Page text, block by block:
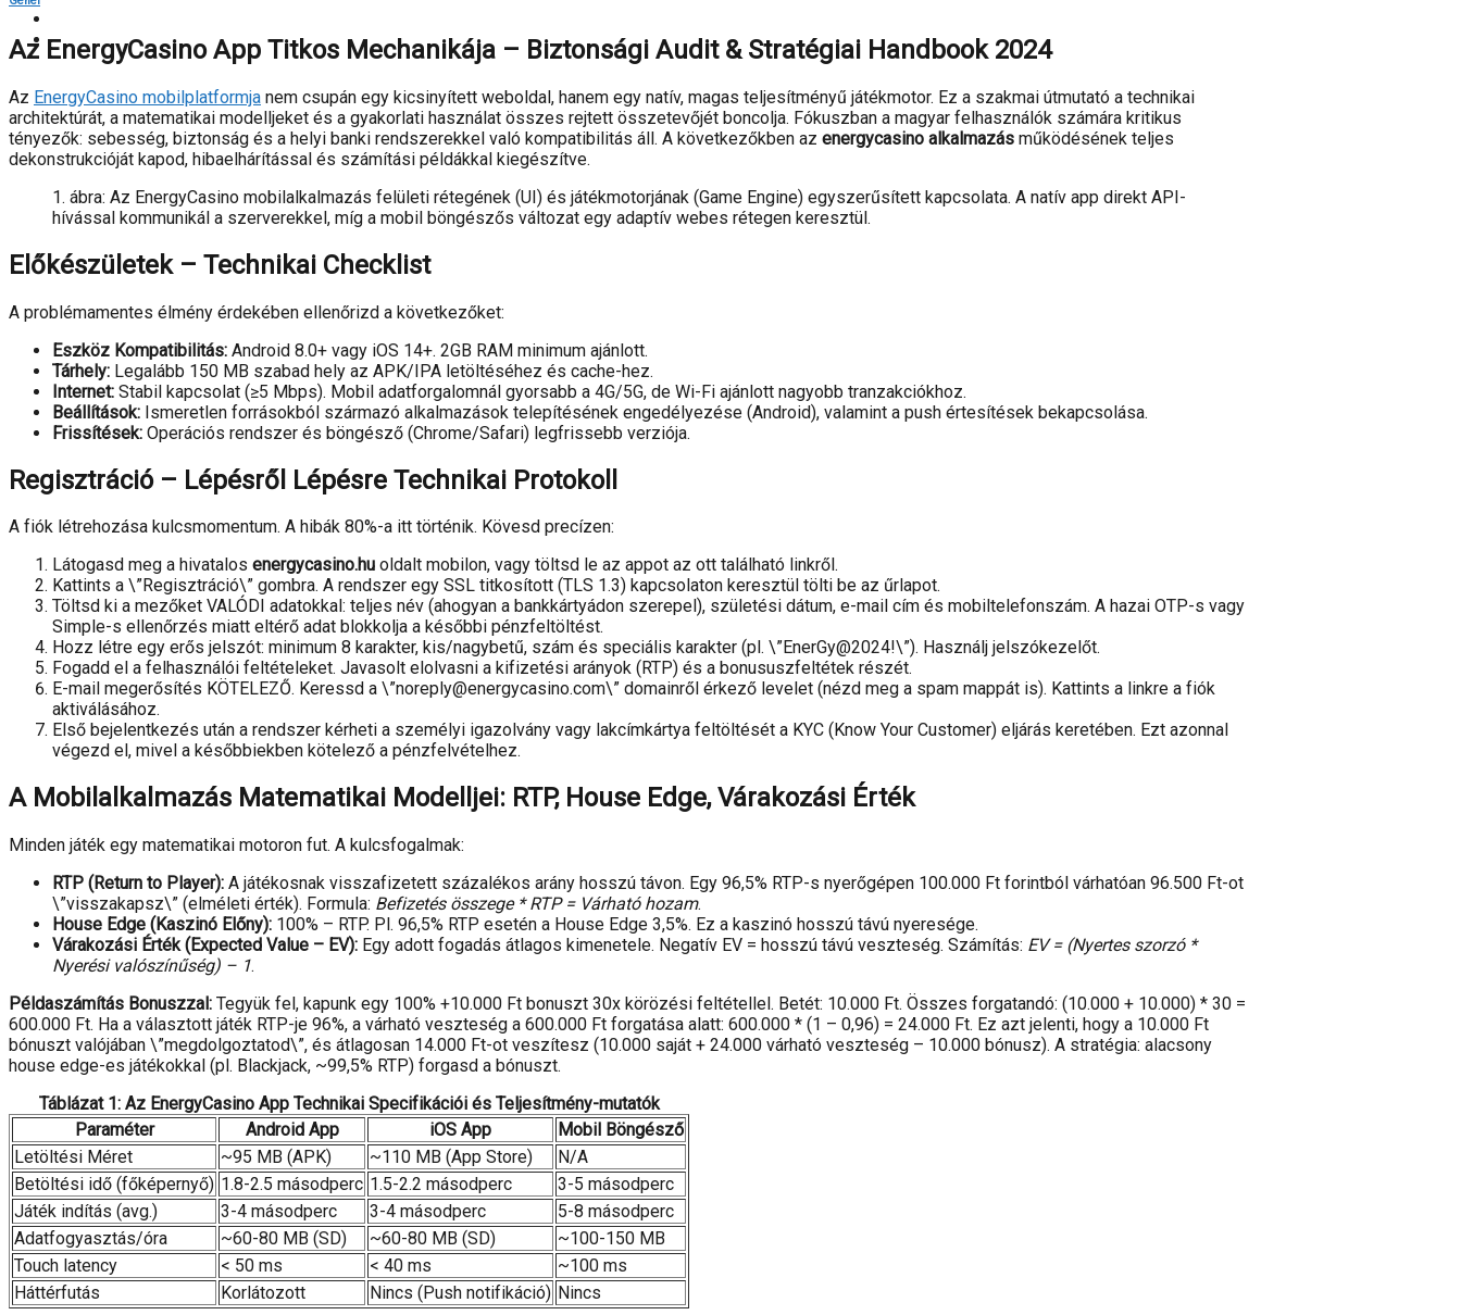
Az EnergyCasino App Titkos Mechanikája – Biztonsági Audit & Stratégiai Handbook 2024
Az EnergyCasino mobilplatformja nem csupán egy kicsinyített weboldal, hanem egy natív, magas teljesítményű játékmotor. Ez a szakmai útmutató a technikai
architektúrát, a matematikai modelljeket és a gyakorlati használat összes rejtett összetevőjét boncolja. Fókuszban a magyar felhasználók számára kritikus
tényezők: sebesség, biztonság és a helyi banki rendszerekkel való kompatibilitás áll. A következőkben az energycasino alkalmazás működésének teljes
dekonstrukcióját kapod, hibaelhárítással és számítási példákkal kiegészítve.
1. ábra: Az EnergyCasino mobilalkalmazás felületi rétegének (UI) és játékmotorjának (Game Engine) egyszerűsített kapcsolata. A natív app direkt API-
hívással kommunikál a szerverekkel, míg a mobil böngészős változat egy adaptív webes rétegen keresztül.
Előkészületek – Technikai Checklist
A problémamentes élmény érdekében ellenőrizd a következőket:
Eszköz Kompatibilitás: Android 8.0+ vagy iOS 14+. 2GB RAM minimum ajánlott.
Tárhely: Legalább 150 MB szabad hely az APK/IPA letöltéséhez és cache-hez.
Internet: Stabil kapcsolat (≥5 Mbps). Mobil adatforgalomnál gyorsabb a 4G/5G, de Wi-Fi ajánlott nagyobb tranzakciókhoz.
Beállítások: Ismeretlen forrásokból származó alkalmazások telepítésének engedélyezése (Android), valamint a push értesítések bekapcsolása.
Frissítések: Operációs rendszer és böngésző (Chrome/Safari) legfrissebb verziója.
Regisztráció – Lépésről Lépésre Technikai Protokoll
A fiók létrehozása kulcsmomentum. A hibák 80%-a itt történik. Kövesd precízen:
Látogasd meg a hivatalos energycasino.hu oldalt mobilon, vagy töltsd le az appot az ott található linkről.
Kattints a \”Regisztráció\” gombra. A rendszer egy SSL titkosított (TLS 1.3) kapcsolaton keresztül tölti be az űrlapot.
Töltsd ki a mezőket VALÓDI adatokkal: teljes név (ahogyan a bankkártyádon szerepel), születési dátum, e-mail cím és mobiltelefonszám. A hazai OTP-s vagy
Simple-s ellenőrzés miatt eltérő adat blokkolja a későbbi pénzfeltöltést.
Hozz létre egy erős jelszót: minimum 8 karakter, kis/nagybetű, szám és speciális karakter (pl. \”EnerGy@2024!\”). Használj jelszókezelőt.
Fogadd el a felhasználói feltételeket. Javasolt elolvasni a kifizetési arányok (RTP) és a bonususzfeltétek részét.
E-mail megerősítés KÖTELEZŐ. Keressd a \”noreply@energycasino.com\” domainről érkező levelet (nézd meg a spam mappát is). Kattints a linkre a fiók
aktiválásához.
Első bejelentkezés után a rendszer kérheti a személyi igazolvány vagy lakcímkártya feltöltését a KYC (Know Your Customer) eljárás keretében. Ezt azonnal
végezd el, mivel a későbbiekben kötelező a pénzfelvételhez.
A Mobilalkalmazás Matematikai Modelljei: RTP, House Edge, Várakozási Érték
Minden játék egy matematikai motoron fut. A kulcsfogalmak:
RTP (Return to Player): A játékosnak visszafizetett százalékos arány hosszú távon. Egy 96,5% RTP-s nyerőgépen 100.000 Ft forintból várhatóan 96.500 Ft-ot
\”visszakapsz\” (elméleti érték). Formula: Befizetés összege * RTP = Várható hozam.
House Edge (Kaszinó Előny): 100% – RTP. Pl. 96,5% RTP esetén a House Edge 3,5%. Ez a kaszinó hosszú távú nyeresége.
Várakozási Érték (Expected Value – EV): Egy adott fogadás átlagos kimenetele. Negatív EV = hosszú távú veszteség. Számítás: EV = (Nyertes szorzó *
Nyerési valószínűség) – 1.
Példaszámítás Bonuszzal: Tegyük fel, kapunk egy 100% +10.000 Ft bonuszt 30x körözési feltétellel. Betét: 10.000 Ft. Összes forgatandó: (10.000 + 10.000) * 30 =
600.000 Ft. Ha a választott játék RTP-je 96%, a várható veszteség a 600.000 Ft forgatása alatt: 600.000 * (1 – 0,96) = 24.000 Ft. Ez azt jelenti, hogy a 10.000 Ft
bónuszt valójában \”megdolgoztatod\”, és átlagosan 14.000 Ft-ot veszítesz (10.000 saját + 24.000 várható veszteség – 10.000 bónusz). A stratégia: alacsony
house edge-es játékokkal (pl. Blackjack, ~99,5% RTP) forgasd a bónuszt.
Táblázat 1: Az EnergyCasino App Technikai Specifikációi és Teljesítmény-mutatók
Paraméter
Android App iOS App
Mobil Böngésző
Letöltési Méret
~95 MB (APK) ~110 MB (App Store)
N/A
Betöltési idő (főképernyő) 1.8-2.5 másodperc 1.5-2.2 másodperc
3-5 másodperc
Játék indítás (avg.)
3-4 másodperc 3-4 másodperc
5-8 másodperc
Adatfogyasztás/óra
~60-80 MB (SD) ~60-80 MB (SD)
~100-150 MB
Touch latency
< 50 ms < 40 ms
~100 ms
Háttérfutás
Korlátozott Nincs (Push notifikáció) Nincs